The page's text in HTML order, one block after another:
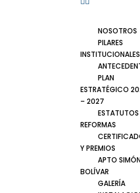
NOSOTROS
PILARES
INSTITUCIONALES
PLAN
ESTRATÉGICO
– 2027
ESTATUTOS
REFORMAS
Y PREMIOS
APTO
BOLÍVAR
GALERÍA